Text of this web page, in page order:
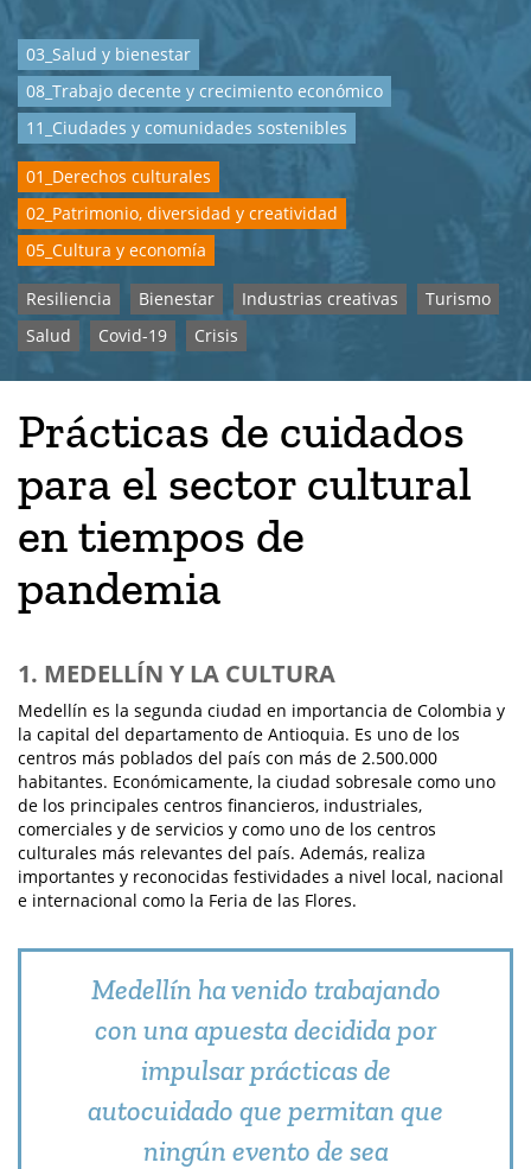
03_Salud y bienestar
08_Trabajo decente y crecimiento económico
11_Ciudades y comunidades sostenibles
01_Derechos culturales
02_Patrimonio, diversidad y creatividad
05_Cultura y economía
Resiliencia Bienestar Industrias creativas
Turismo
Salud
Covid-19 Crisis
Prácticas de cuidados
para el sector cultural
en tiempos de
pandemia
1. MEDELLÍN Y LA CULTURA
Medellín es la segunda ciudad en importancia de Colombia y
la capital del departamento de Antioquia. Es uno de los
centros más poblados del país con más de 2.500.000
habitantes. Económicamente, la ciudad sobresale como uno
de los principales centros financieros, industriales,
comerciales y de servicios y como uno de los centros
culturales más relevantes del país. Además, realiza
importantes y reconocidas festividades a nivel local, nacional
e internacional como la Feria de las Flores.
Medellín ha venido trabajando
con una apuesta decidida por
impulsar prácticas de
autocuidado que permitan que
ningún evento de sea